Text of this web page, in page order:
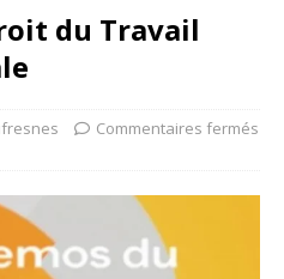
du Travail
Commentaires fermés